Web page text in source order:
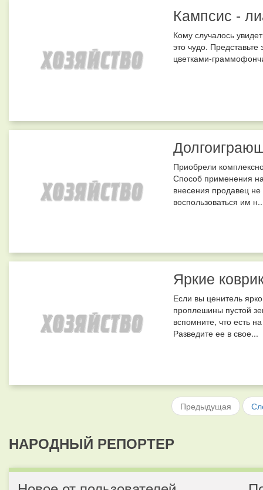
Кампсис -
Кому случалось
это чудо.
цветками-
Приобрели
Способ применения
внесения продавец
воспользоваться им
Яркие
Если вы ценитель
проплешины пустой
вспомните, что есть
Разведите ее в свое...
Предыдущая
НАРОДНЫЙ РЕПОРТЕР